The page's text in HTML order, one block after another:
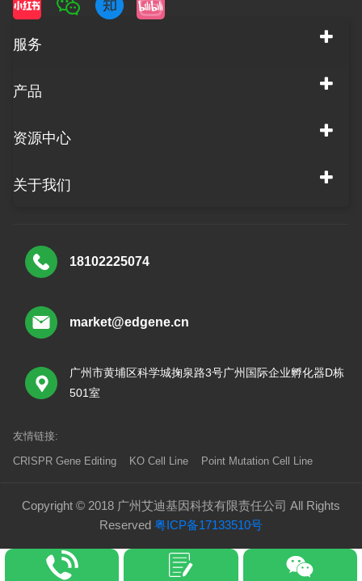
服务
产品
资源中心
关于我们
18102225074
market@edgene.cn
广州市黄埔区科学城掬泉路3号广州国际企业孵化器D栋
501室
友情链接:
CRISPR Gene Editing KO Cell Line Point Mutation Cell Line
Copyright © 2018 广州艾迪基因科技有限责任公司 All Rights
Reserved 粤ICP备17133510号